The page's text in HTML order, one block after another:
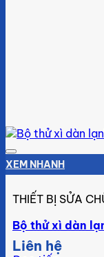
XEM NHANH
THIẾT BỊ SỬA
Bộ thử xì dàn
Liên hệ